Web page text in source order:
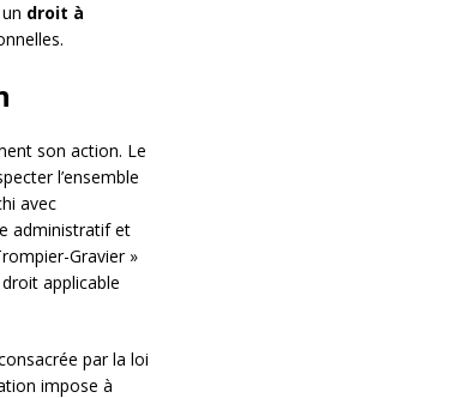
droit à
son action. Le
l’ensemble
avec
administratif et
Gravier »
applicable
par la loi
impose à